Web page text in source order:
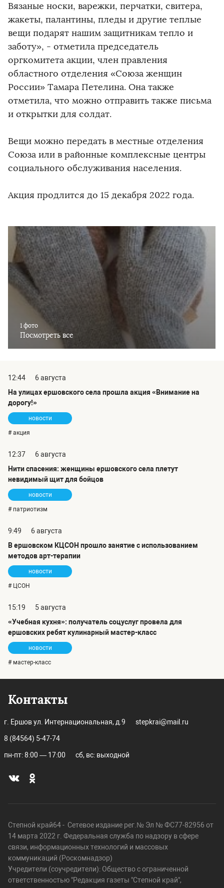
Вязаные носки, варежки, перчатки, свитера,
жакеты, палантины, пледы и другие теплые
вещи подарят нашим защитникам тепло и
заботу», - отметила председатель
оргкомитета акции, член правления
областного отделения «Союза женщин
России» Тамара Петелина. Она также
отметила, что можно отправить также письма
и открытки для солдат.
Вещи можно передать в местные отделения
Союза или в районные комплексные центры
социального обслуживания населения.
Акция продлится до 15 декабря 2022 года.
1 фото
Посмотреть все
12:44
6 августа
На улицах ершовского села прошла акция «Внимание на
дорогу!»
новости
# акция
12:37
6 августа
Нити спасения: женщины ершовского села плетут
невидимый щит для бойцов
новости
# патриотизм
9:49
6 августа
В ершовском КЦСОН прошло занятие с использованием
методов арт-терапии
новости
# ЦСОН
15:19
5 августа
«Учебная кухня»: получатель соцуслуг провела для
ершовских ребят кулинарный мастер-класс
новости
# мастер-класс
Контакты
г. Ершов ул. Интернациональная, д.9 stepkrai@mail.ru
8 (84564) 5-47-74
пн-пт: 8:00 — 17:00 сб, вс: выходной
Степной край64 - Сетевое издание рег.№ Эл № ФС77-82956 от
14 марта 2022 г. Федеральная служба по надзору в сфере
связи, информационных технологий и массовых
коммуникаций (Роскомнадзор)
Учредители (соучредители): Общество с ограниченной
ответственностью "Редакция газеты "Степной край",